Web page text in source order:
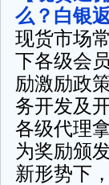
么？白银
现货市场
下各级会
励激励政
务开发及开
各级代理
为奖励颁
新形势下